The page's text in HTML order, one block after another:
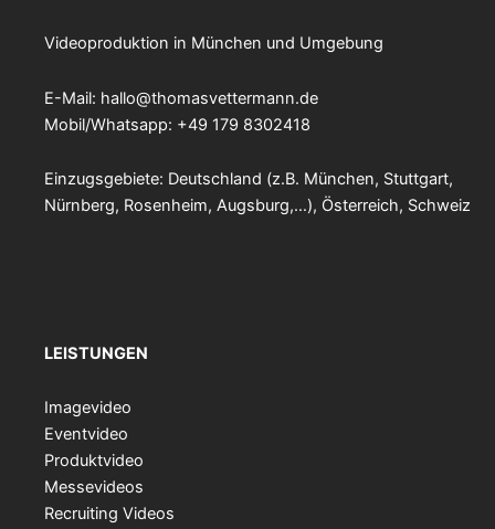
Videoproduktion in München und Umgebung
E-Mail: hallo@thomasvettermann.de
Mobil/Whatsapp: +49 179 8302418
Einzugsgebiete: Deutschland (z.B. München, Stuttgart,
Nürnberg, Rosenheim, Augsburg,…), Österreich, Schweiz
LEISTUNGEN
Imagevideo
Eventvideo
Produktvideo
Messevideos
Recruiting Videos